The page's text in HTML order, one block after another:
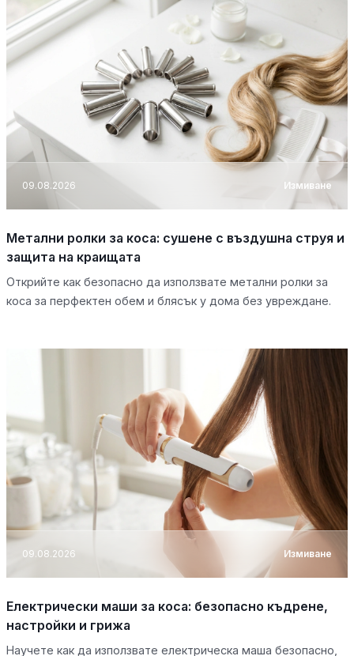
09.08.2026 Измиване
Метални ролки за коса: сушене с въздушна струя и
защита на краищата
Открийте как безопасно да използвате метални ролки за
коса за перфектен обем и блясък у дома без увреждане.
09.08.2026 Измиване
Електрически маши за коса: безопасно къдрене,
настройки и грижа
Научете как да използвате електрическа маша безопасно,